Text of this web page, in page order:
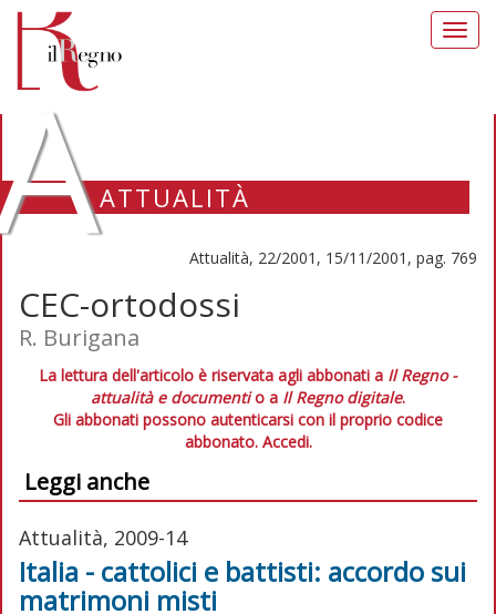
ATTUALITÀ
Attualità, 22/2001, 15/11/2001, pag. 769
CEC-ortodossi
R. Burigana
La lettura dell'articolo è riservata agli abbonati a Il Regno -
attualità e documentio a Il Regno digitale.
Gli abbonati possono autenticarsi con il proprio codice
abbonato. Accedi.
Leggi anche
Attualità, 2009-14
Italia - cattolici e battisti: accordo sui
matrimoni misti